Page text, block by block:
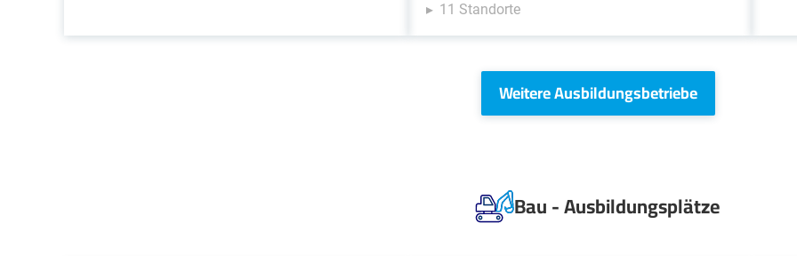
11 Standorte
Weitere Ausbildungsbetriebe
Bau - Ausbildungsplätze